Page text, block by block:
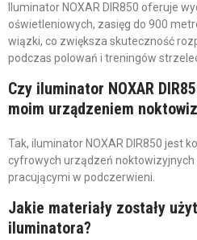
Iluminator NOXAR DIR850 oferuje
oświetleniowych, zasięg do 900
wiązki, co zwiększa skuteczność
podczas polowań i treningów
Czy iluminator NOXAR
moim urządzeniem
Tak, iluminator NOXAR DIR850 jest
cyfrowych urządzeń
pracującymi w podczerwieni.
Jakie materiały zostały
iluminatora?